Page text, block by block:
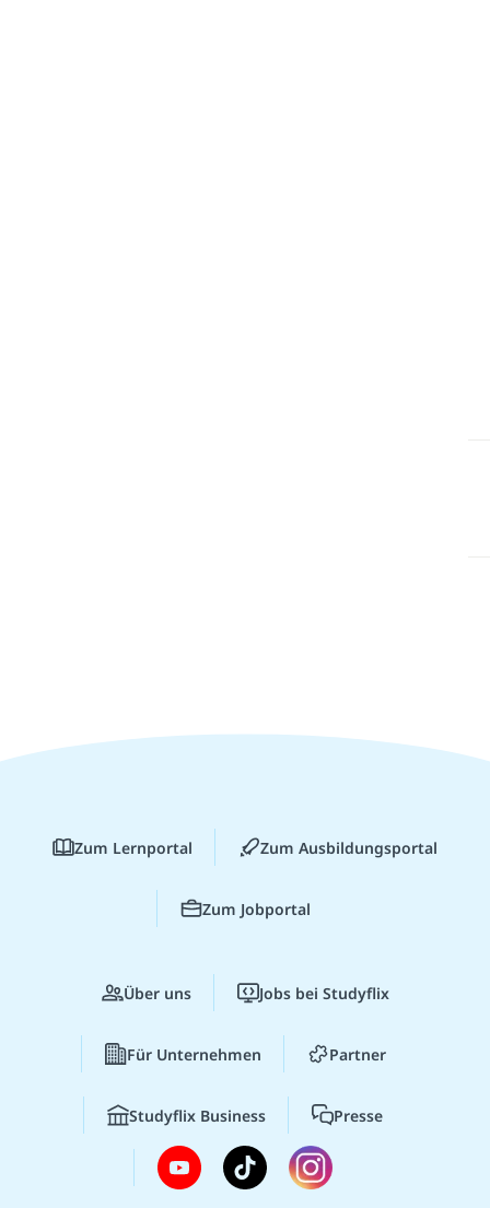
Zum Lernportal Zum Ausbildungsportal
Zum Jobportal
Über uns Jobs bei Studyflix
Für Unternehmen Partner
Studyflix Business Presse